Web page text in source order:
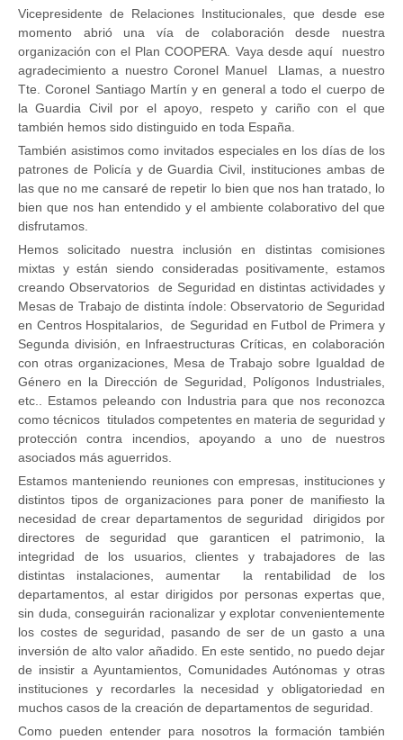
Vicepresidente de Relaciones Institucionales, que desde ese
momento abrió una vía de colaboración desde nuestra
organización con el Plan COOPERA. Vaya desde aquí nuestro
agradecimiento a nuestro Coronel Manuel Llamas, a nuestro
Tte. Coronel Santiago Martín y en general a todo el cuerpo de
la Guardia Civil por el apoyo, respeto y cariño con el que
también hemos sido distinguido en toda España.
También asistimos como invitados especiales en los días de los
patrones de Policía y de Guardia Civil, instituciones ambas de
las que no me cansaré de repetir lo bien que nos han tratado, lo
bien que nos han entendido y el ambiente colaborativo del que
disfrutamos.
Hemos solicitado nuestra inclusión en distintas comisiones
mixtas y están siendo consideradas positivamente, estamos
creando Observatorios de Seguridad en distintas actividades y
Mesas de Trabajo de distinta índole: Observatorio de Seguridad
en Centros Hospitalarios, de Seguridad en Futbol de Primera y
Segunda división, en Infraestructuras Críticas, en colaboración
con otras organizaciones, Mesa de Trabajo sobre Igualdad de
Género en la Dirección de Seguridad, Polígonos Industriales,
etc.. Estamos peleando con Industria para que nos reconozca
como técnicos titulados competentes en materia de seguridad y
protección contra incendios, apoyando a uno de nuestros
asociados más aguerridos.
Estamos manteniendo reuniones con empresas, instituciones y
distintos tipos de organizaciones para poner de manifiesto la
necesidad de crear departamentos de seguridad dirigidos por
directores de seguridad que garanticen el patrimonio, la
integridad de los usuarios, clientes y trabajadores de las
distintas instalaciones, aumentar la rentabilidad de los
departamentos, al estar dirigidos por personas expertas que,
sin duda, conseguirán racionalizar y explotar convenientemente
los costes de seguridad, pasando de ser de un gasto a una
inversión de alto valor añadido. En este sentido, no puedo dejar
de insistir a Ayuntamientos, Comunidades Autónomas y otras
instituciones y recordarles la necesidad y obligatoriedad en
muchos casos de la creación de departamentos de seguridad.
Como pueden entender para nosotros la formación también